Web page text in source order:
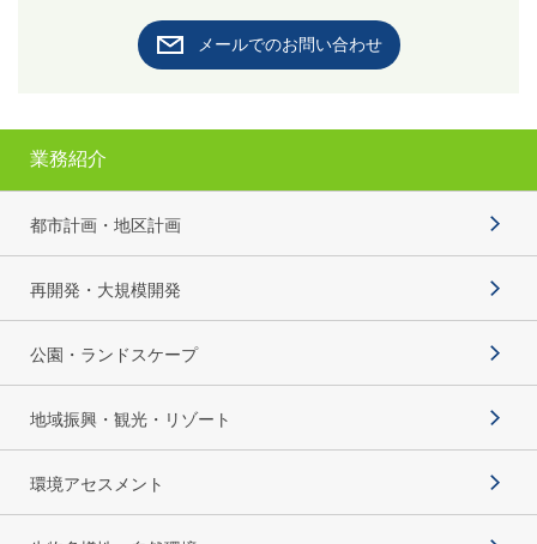
メールでのお問い合わせ
業務紹介
都市計画・地区計画
再開発・大規模開発
公園・ランドスケープ
地域振興・観光・リゾート
環境アセスメント